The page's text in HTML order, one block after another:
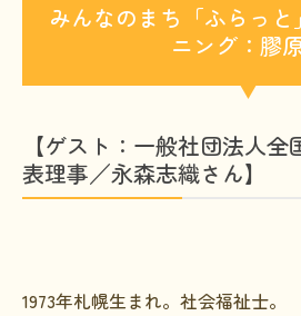
患者会紹介
子どもに関するコラム
生活に関するコラム
みんなのまち「ふらっ
ニング：膠
【ゲスト：一般社団法人
表理事／永森志織さん】
1973年札幌生まれ。社会福祉士。